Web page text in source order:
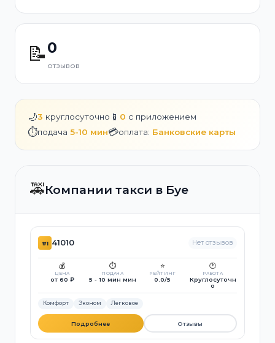
📝0
отзывов
🌙3 круглосуточно 📱 0 с приложением
⏱️подача 5-10 мин💳оплата: Банковские карты
🚕Компании такси в Буе
#1 41010 Нет отзывов
💰
ЦЕНА
от 60 ₽
⏱️
ПОДАЧА
5 - 10 мин мин
⭐
РЕЙТИНГ
0.0/5
🕐
РАБОТА
Круглосуточн
о
Комфорт Эконом Легковое
Подробнее Отзывы